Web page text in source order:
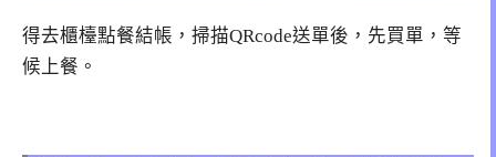
得去櫃檯點餐結帳，掃描QRcode送單後，先買單，等
候上餐。